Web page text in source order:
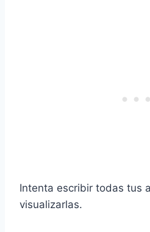
Intenta escribir todas tus
visualizarlas.